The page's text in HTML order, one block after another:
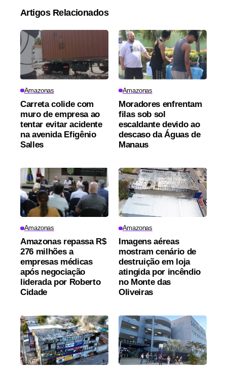
Artigos Relacionados
Amazonas
Carreta colide com
muro de empresa ao
tentar evitar acidente
na avenida Efigênio
Salles
Amazonas
Moradores enfrentam
filas sob sol
escaldante devido ao
descaso da Águas de
Manaus
Amazonas
Amazonas repassa R$
276 milhões a
empresas médicas
após negociação
liderada por Roberto
Cidade
Amazonas
Imagens aéreas
mostram cenário de
destruição em loja
atingida por incêndio
no Monte das
Oliveiras